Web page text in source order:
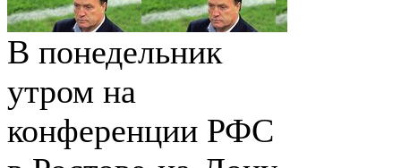
В понедельник
утром на
конференции РФС